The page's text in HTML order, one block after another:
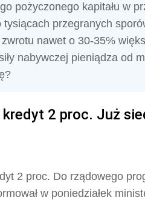
pożyczonego kapitału w
przegranych
nawet o 30-35%
nabywczej pieniądza od
2 proc. Już
2 proc. Do rządowego
w poniedziałek